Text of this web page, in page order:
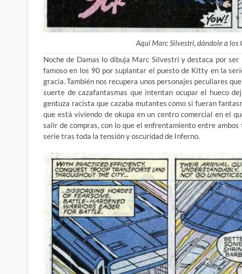
Aquí Marc Silvestri, dándole a los
Noche de Damas lo dibuja Marc Silvestri y destaca por
famoso en los 90 por suplantar el puesto de Kitty en la
gracia. También nos recupera unos personajes peculiares
suerte de cazafantasmas que intentan ocupar el hueco
gentuza racista que cazaba mutantes como si fueran
que está viviendo de okupa en un centro comercial en el
salir de compras, con lo que el enfrentamiento entre
serie tras toda la tensión y oscuridad de Inferno.